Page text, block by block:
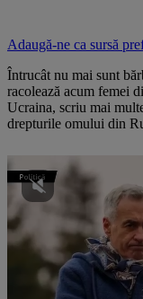
Adaugă-ne ca sursă
Întrucât nu mai sunt
racolează acum femei
Ucraina, scriu mai
drepturile omului din